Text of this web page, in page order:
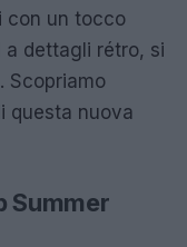
con un tocco
a dettagli rétro, si
Scopriamo
questa nuova
Summer